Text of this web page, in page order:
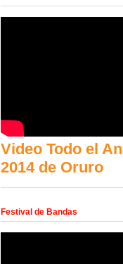
Video Todo el
2014 de Oruro
Festival de Bandas